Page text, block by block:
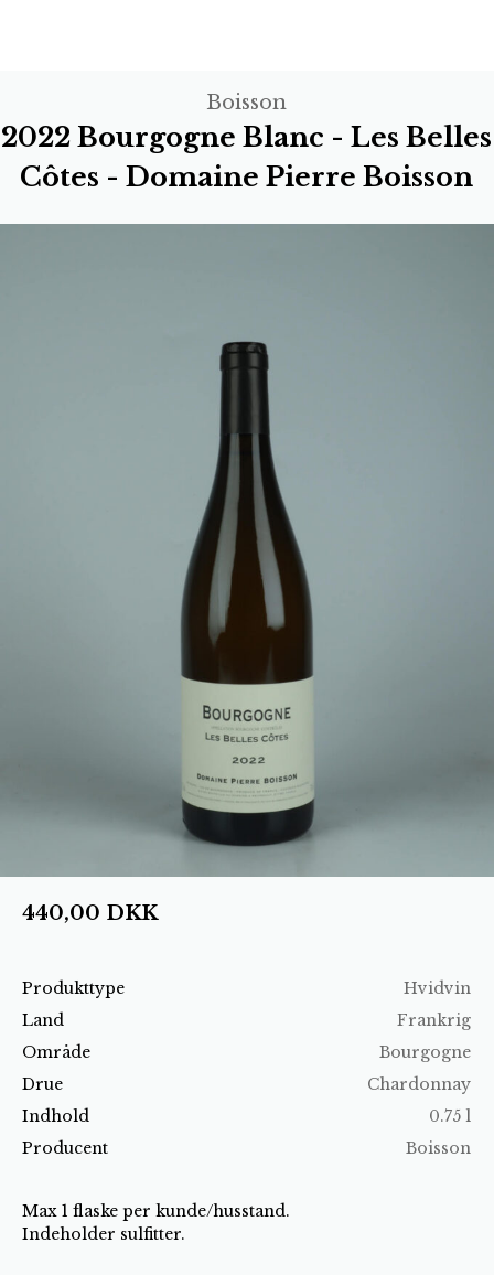
Boisson
2022 Bourgogne Blanc - Les Belles
Côtes - Domaine Pierre Boisson
Produkttype
Hvidvin
Land
Frankrig
Område
Bourgogne
Drue
Chardonnay
Indhold
0.75 l
Producent
Boisson
Max 1 flaske per kunde/husstand.
Indeholder sulfitter.
440,00 DKK